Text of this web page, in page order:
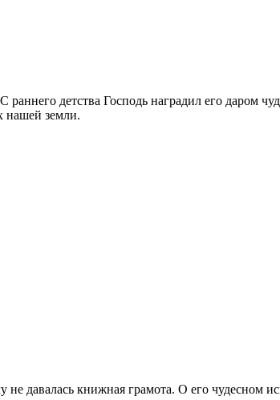
детства Господь наградил его даром
нашей земли.
не давалась книжная грамота. О его чудесном